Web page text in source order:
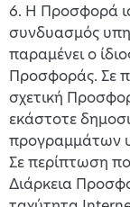
6. Η Προσφορά
συνδυασμός
παραμένει ο
Προσφοράς. Σε
σχετική
εκάστοτε
προγραμμάτων
Σε περίπτωση
Διάρκεια